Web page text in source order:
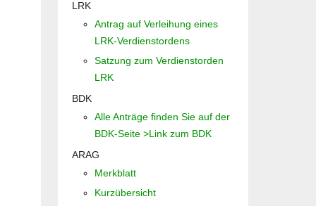
LRK
Antrag auf Verleihung eines
LRK-Verdienstordens
Satzung zum Verdienstorden
LRK
BDK
Alle Anträge finden Sie auf der
BDK-Seite >Link zum BDK
ARAG
Merkblatt
Kurzübersicht